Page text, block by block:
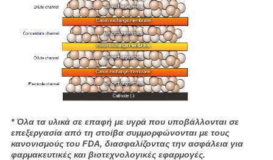
* Όλα τα υλικά σε επαφή με υγρά που υποβάλλονται σε
επεξεργασία από τη στοίβα συμμορφώνονται με τους
κανονισμούς του FDA, διασφαλίζοντας την ασφάλεια για
φαρμακευτικές και βιοτεχνολογικές εφαρμογές.